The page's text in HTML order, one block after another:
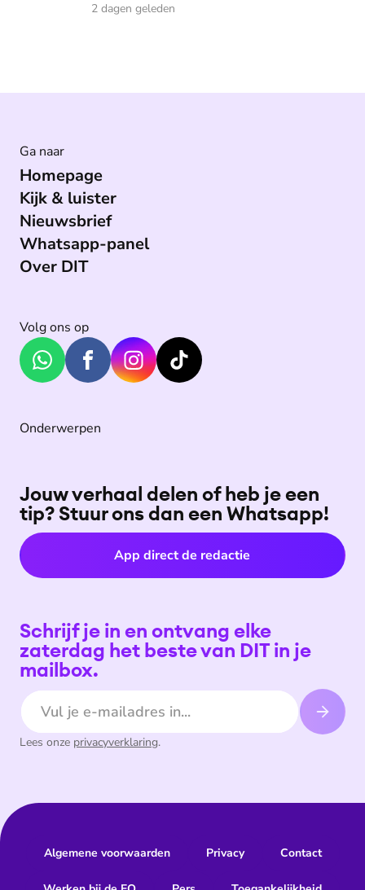
2 dagen geleden
Ga naar
Homepage
Kijk & luister
Nieuwsbrief
Whatsapp-panel
Over DIT
Volg ons op
Onderwerpen
Jouw verhaal delen of heb je een
tip? Stuur ons dan een Whatsapp!
App direct de redactie
Schrijf je in en ontvang elke
zaterdag het beste van DIT in je
mailbox.
E-mailadres
Lees onze privacyverklaring.
Algemene voorwaarden Privacy Contact